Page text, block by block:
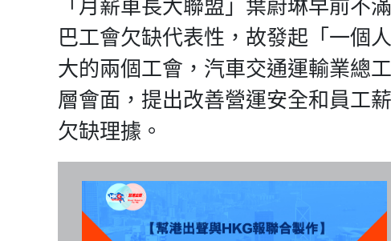
「月薪車長大聯盟」葉蔚琳早前不
巴工會欠缺代表性，故發起「一個
大的兩個工會，汽車交通運輸業總
層會面，提出改善營運安全和員工
欠缺理據。